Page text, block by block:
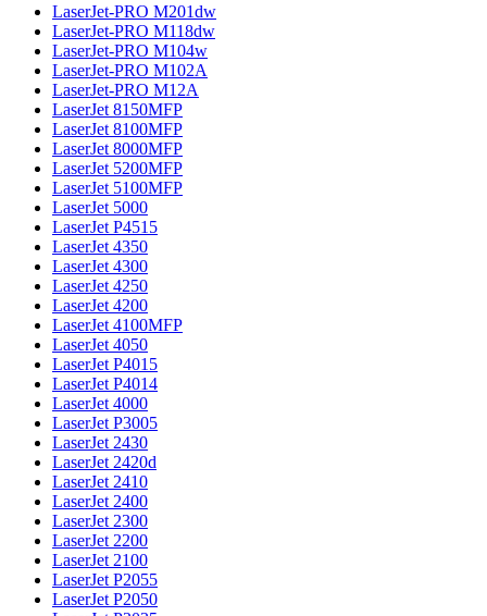
LaserJet-PRO M201dw
LaserJet-PRO M118dw
LaserJet-PRO M104w
LaserJet-PRO M102A
LaserJet-PRO M12A
LaserJet 8150MFP
LaserJet 8100MFP
LaserJet 8000MFP
LaserJet 5200MFP
LaserJet 5100MFP
LaserJet 5000
LaserJet P4515
LaserJet 4350
LaserJet 4300
LaserJet 4250
LaserJet 4200
LaserJet 4100MFP
LaserJet 4050
LaserJet P4015
LaserJet P4014
LaserJet 4000
LaserJet P3005
LaserJet 2430
LaserJet 2420d
LaserJet 2410
LaserJet 2400
LaserJet 2300
LaserJet 2200
LaserJet 2100
LaserJet P2055
LaserJet P2050